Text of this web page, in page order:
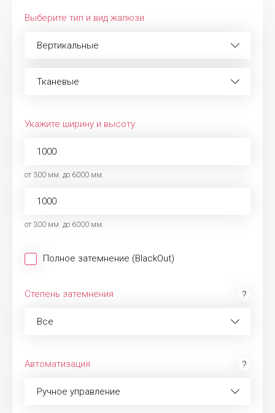
Выберите тип и вид жалюзи
Вертикальные
Тканевые
Укажите ширину и высоту
от 300 мм. до 6000 мм.
от 300 мм. до 6000 мм.
Полное затемнение (BlackOut)
Степень затемнения
Все
Автоматизация
Ручное управление